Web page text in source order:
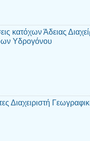
κατόχων Άδειας
Υδρογόνου
Διαχειριστή